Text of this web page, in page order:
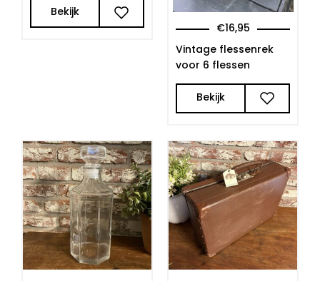
Bekijk
€16,95
Vintage flessenrek
voor 6 flessen
Bekijk